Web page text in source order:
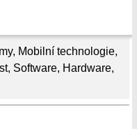
, Mobilní technologie,
, Software, Hardware,